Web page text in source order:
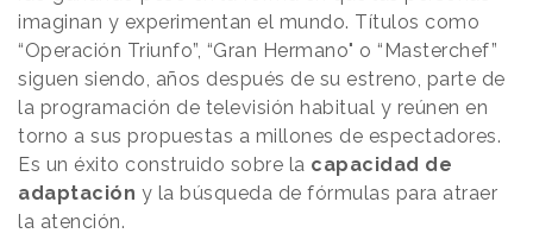
imaginan y experimentan el mundo. Títulos como
“Operación Triunfo”, “Gran Hermano" o “Masterchef”
siguen siendo, años después de su estreno, parte de
la programación de televisión habitual y reúnen en
torno a sus propuestas a millones de espectadores.
Es un éxito construido sobre la capacidad de
adaptación y la búsqueda de fórmulas para atraer
la atención.